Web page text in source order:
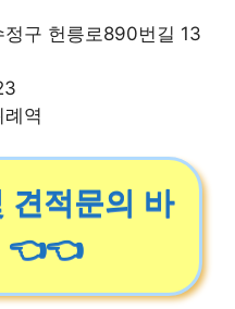
구 헌릉로890번길 13
역
견적문의 바
👈👈